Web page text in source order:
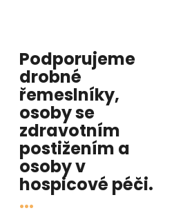
Podporujeme
drobné
řemeslníky,
osoby se
zdravotním
postižením a
osoby v
hospicové péči.
...